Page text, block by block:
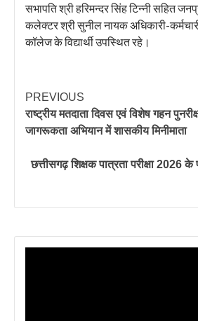
सभापति श्री हरिमन्दर सिंह टिन्नी सहित
कलेक्टर श्री सुनील नायक अधिकारी-
कॉलेज के विद्यार्थी उपस्थित रहे।
PREVIOUS
राष्ट्रीय मतदाता दिवस एवं विशेष गहन
जागरूकता अभियान में शासकीय मिनीमाता
छत्तीसगढ़ शिक्षक पात्रता परीक्षा 2026 के